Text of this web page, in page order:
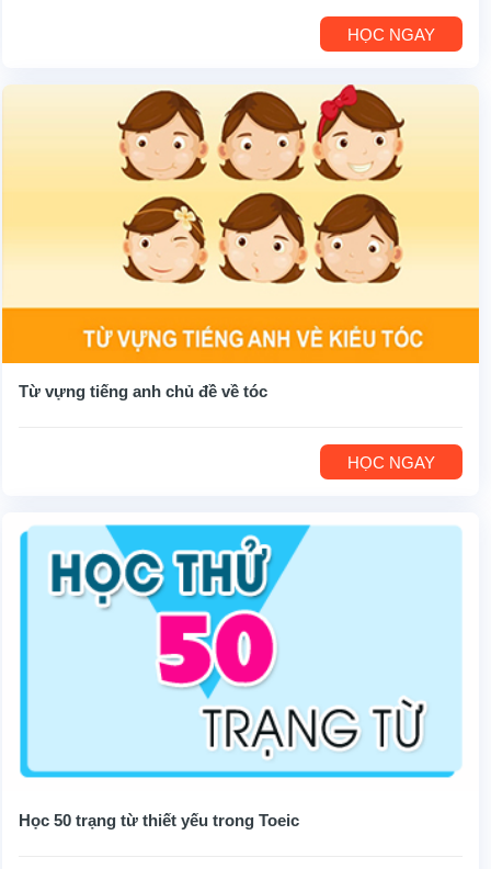
HỌC NGAY
Từ vựng tiếng anh chủ đề về tóc
HỌC NGAY
Học 50 trạng từ thiết yếu trong Toeic